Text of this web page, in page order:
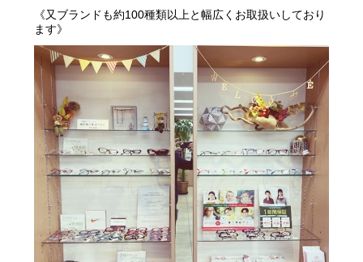
《又ブランドも約100種類以上と幅広くお取扱いしており
ます》